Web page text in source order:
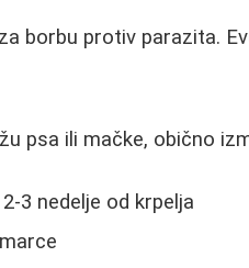
borbu protiv parazita.
psa ili mačke, obično
3 nedelje od krpelja